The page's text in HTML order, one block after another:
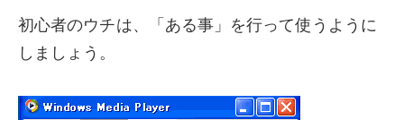
初心者のウチは、「ある事」を行って使うように
しましょう。